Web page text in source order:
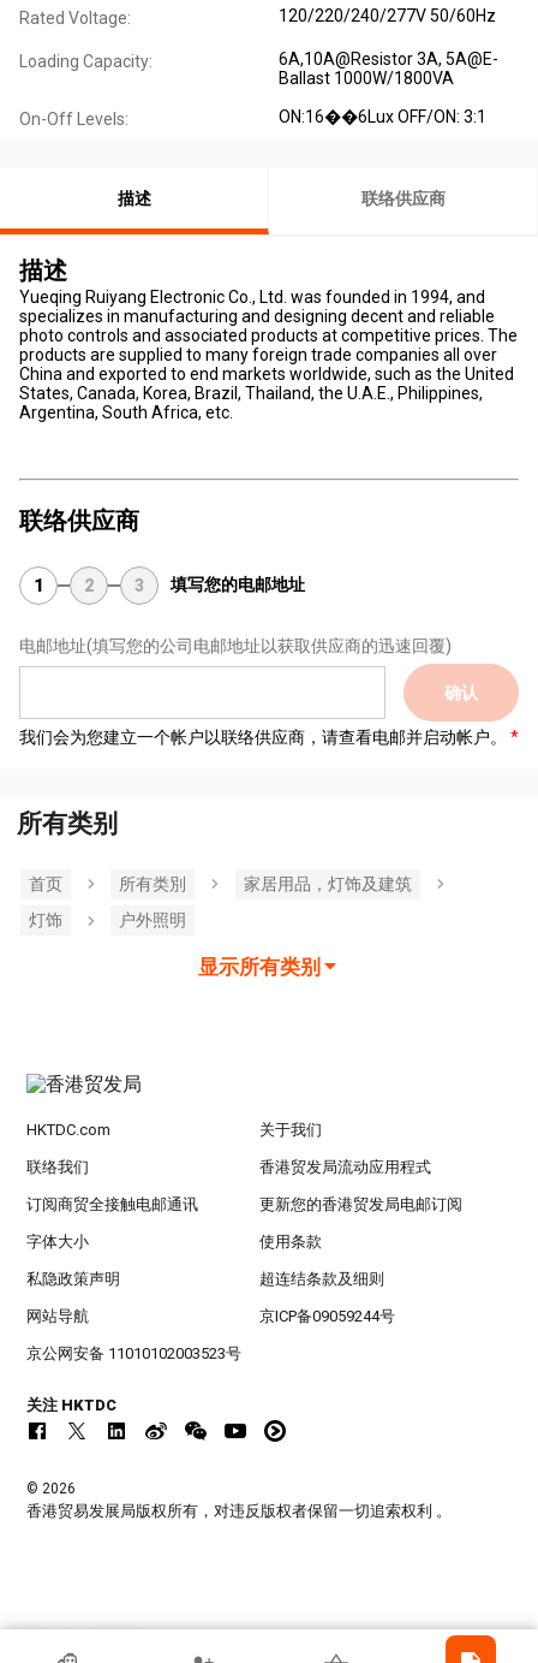
Rated Voltage: 120/220/240/277V 50/60Hz
Loading Capacity:
6A,10A@Resistor 3A, 5A@E-
Ballast 1000W/1800VA
On-Off Levels: ON:16��6Lux OFF/ON: 3:1
描述 联络供应商
描述
Yueqing Ruiyang Electronic Co., Ltd. was founded in 1994, and
specializes in manufacturing and designing decent and reliable
photo controls and associated products at competitive prices. The
products are supplied to many foreign trade companies all over
China and exported to end markets worldwide, such as the United
States, Canada, Korea, Brazil, Thailand, the U.A.E., Philippines,
Argentina, South Africa, etc.
联络供应商
1 2 3 填写您的电邮地址
电邮地址(填写您的公司电邮地址以获取供应商的迅速回覆)
确认
我们会为您建立一个帐户以联络供应商，请查看电邮并启动帐户。
所有类别
首页 所有类別
家居用品，灯饰及建筑
灯饰
户外照明
显示所有类别
HKTDC.com 关于我们
联络我们 香港贸发局流动应用程式
订阅商贸全接触电邮通讯 更新您的香港贸发局电邮订阅
字体大小 使用条款
私隐政策声明 超连结条款及细则
网站导航 京ICP备09059244号
京公网安备 11010102003523号
关注 HKTDC
© 2026
香港贸易发展局版权所有，对违反版权者保留一切追索权利 。